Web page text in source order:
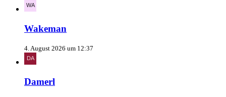
Wakeman
4. August 2026 um 12:37
Damerl